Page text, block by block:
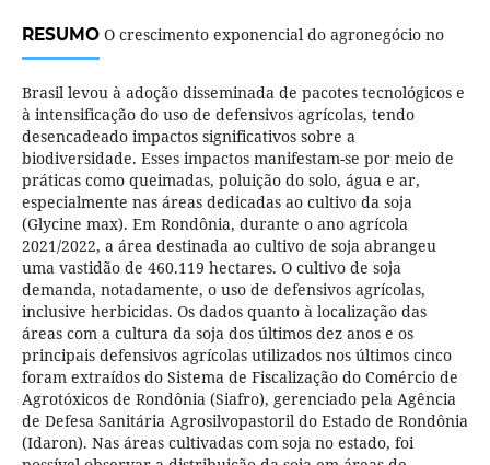
RESUMOO crescimento exponencial do agronegócio no
Brasil levou à adoção disseminada de pacotes tecnológicos e
à intensificação do uso de defensivos agrícolas, tendo
desencadeado impactos significativos sobre a
biodiversidade. Esses impactos manifestam-se por meio de
práticas como queimadas, poluição do solo, água e ar,
especialmente nas áreas dedicadas ao cultivo da soja
(Glycine max). Em Rondônia, durante o ano agrícola
2021/2022, a área destinada ao cultivo de soja abrangeu
uma vastidão de 460.119 hectares. O cultivo de soja
demanda, notadamente, o uso de defensivos agrícolas,
inclusive herbicidas. Os dados quanto à localização das
áreas com a cultura da soja dos últimos dez anos e os
principais defensivos agrícolas utilizados nos últimos cinco
foram extraídos do Sistema de Fiscalização do Comércio de
Agrotóxicos de Rondônia (Siafro), gerenciado pela Agência
de Defesa Sanitária Agrosilvopastoril do Estado de Rondônia
(Idaron). Nas áreas cultivadas com soja no estado, foi